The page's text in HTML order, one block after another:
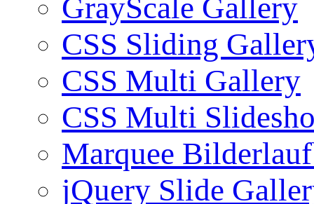
GrayScale Gallery
CSS Sliding
CSS Multi Gallery
CSS Multi
Marquee
jQuery Slide